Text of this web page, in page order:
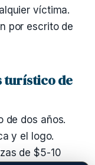
víctima.
por escrito de
turístico de
de dos años.
y el logo.
de $5-10